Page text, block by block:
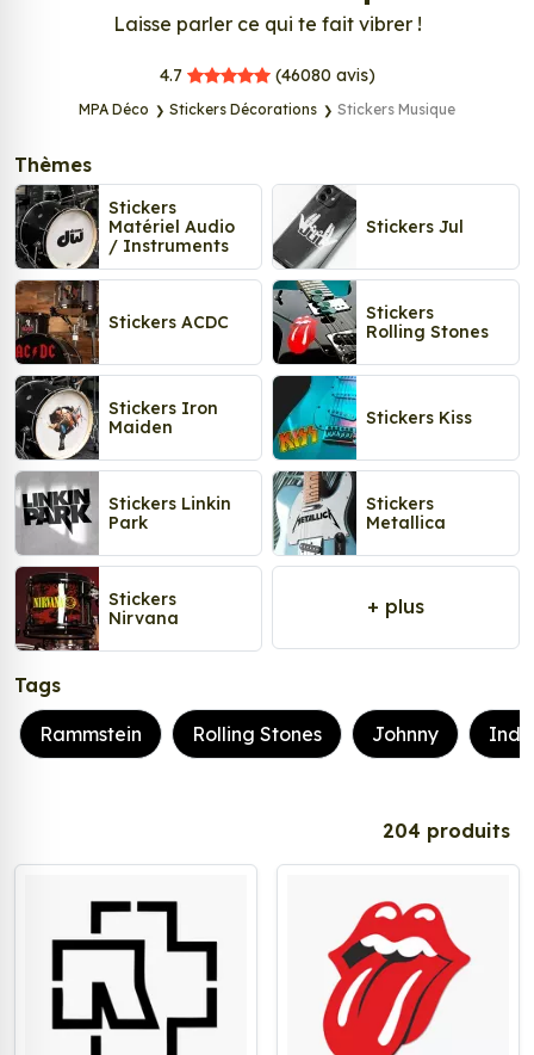
Laisse parler ce qui te fait vibrer !
MPA Déco
4.7 (46080 avis)
MPA Déco Stickers Décorations Stickers Musique
Thèmes
Stickers
Matériel Audio
/ Instruments
Stickers Jul
Stickers ACDC
Stickers
Rolling Stones
Stickers Iron
Maiden
Stickers Kiss
Stickers Linkin
Park
Stickers
Metallica
Stickers
Nirvana
+ plus
Tags
Rammstein Rolling Stones Johnny
204 produits